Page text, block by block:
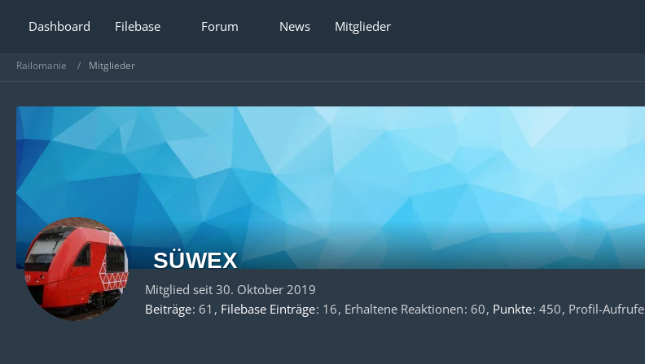
Dashboard Filebase Forum News Mitglieder
Railomanie Mitglieder
SÜWEX
Mitglied seit 30. Oktober 2019
Beiträge 61 Filebase Einträge 16 Erhaltene Reaktionen 60 Punkte 450 Profil-Aufrufe